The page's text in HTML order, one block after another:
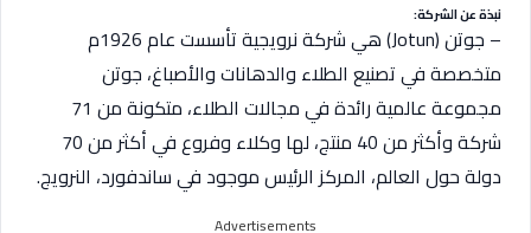
نبذة عن الشركة:
– جوتن (Jotun) هي شركة نرويجية تأسست عام 1926م
متخصصة في تصنيع الطلاء والدهانات والأصباغ، جوتن
مجموعة عالمية رائدة في مجالات الطلاء، متكونة من 71
شركة وأكثر من 40 منتج، لها وكلاء وفروع في أكثر من 70
دولة حول العالم، المركز الرئيس موجود في ساندفورد، النرويج.
Advertisements